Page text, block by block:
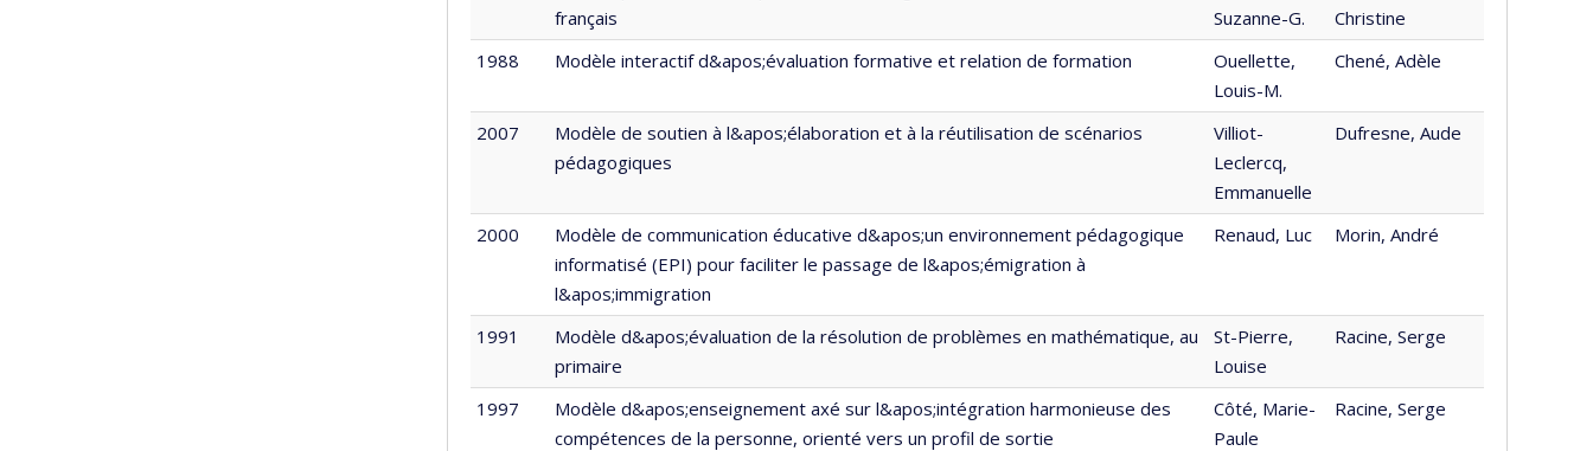
français
Suzanne-G.
Christine
1988
Modèle interactif d&apos;évaluation formative et relation de formation
Ouellette,
Louis-M.
Chené, Adèle
2007
Modèle de soutien à l&apos;élaboration et à la réutilisation de scénarios
pédagogiques
Villiot-
Leclercq,
Emmanuelle
Dufresne, Aude
2000
Modèle de communication éducative d&apos;un environnement pédagogique
informatisé (EPI) pour faciliter le passage de l&apos;émigration à
l&apos;immigration
Renaud, Luc Morin, André
1991
Modèle d&apos;évaluation de la résolution de problèmes en mathématique, au
primaire
St-Pierre,
Louise
Racine, Serge
1997
Modèle d&apos;enseignement axé sur l&apos;intégration harmonieuse des
compétences de la personne, orienté vers un profil de sortie
Côté, Marie-
Paule
Racine, Serge